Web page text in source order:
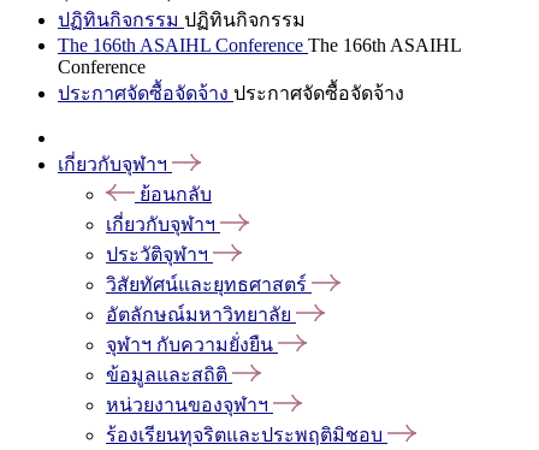
ปฏิทินกิจกรรม ปฏิทินกิจกรรม
The 166th ASAIHL Conference The 166th ASAIHL
Conference
ประกาศจัดซื้อจัดจ้าง ประกาศจัดซื้อจัดจ้าง
เกี่ยวกับจุฬาฯ
ย้อนกลับ
เกี่ยวกับจุฬาฯ
ประวัติจุฬาฯ
วิสัยทัศน์และยุทธศาสตร์
อัตลักษณ์มหาวิทยาลัย
จุฬาฯ กับความยั่งยืน
ข้อมูลและสถิติ
หน่วยงานของจุฬาฯ
ร้องเรียนทุจริตและประพฤติมิชอบ